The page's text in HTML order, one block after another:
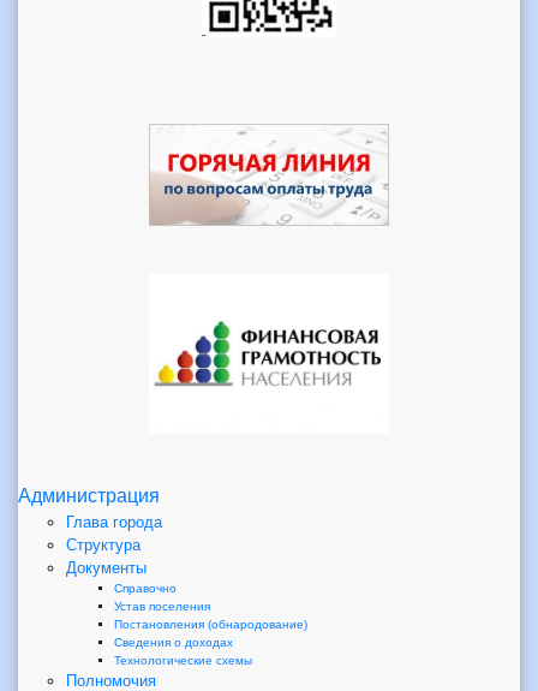
Администрация
Глава города
Структура
Документы
Справочно
Устав поселения
Постановления (обнародование)
Сведения о доходах
Технологические схемы
Полномочия